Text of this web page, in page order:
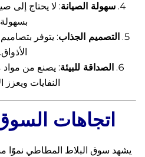
سهولة الصيانة: لا يحتاج إلى
التصميم الجذاب: يتوفر
الأذواق.
الصداقة للبيئة: يصنع من مواد
النفايات ويعزز
اتجاهات
يشهد سوق البلاط المطاطي نموًا